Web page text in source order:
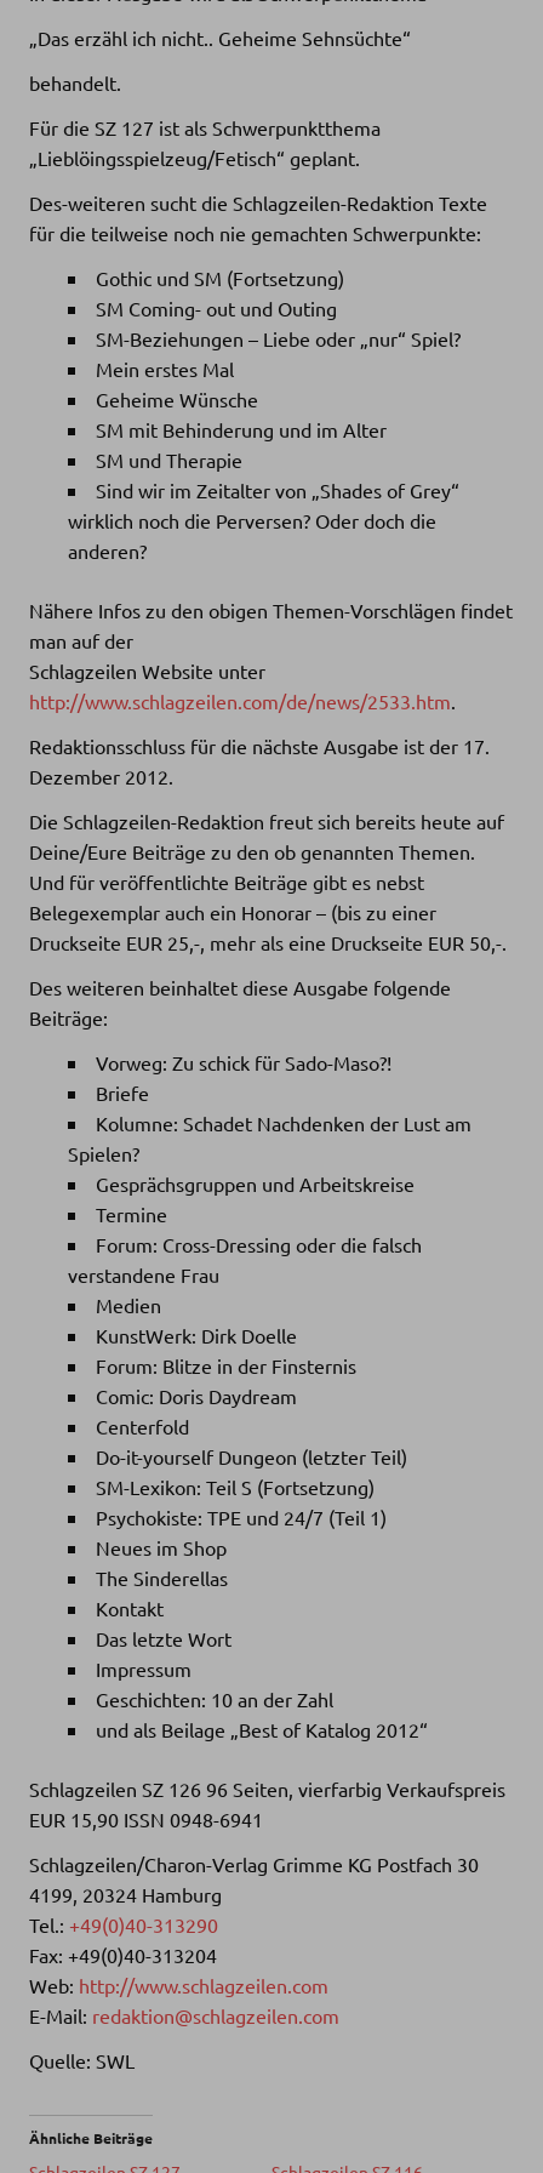
„Das erzähl ich nicht.. Geheime Sehnsüchte“
behandelt.
Für die SZ 127 ist als Schwerpunktthema
„Lieblöingsspielzeug/Fetisch“ geplant.
Des-weiteren sucht die Schlagzeilen-Redaktion Texte
für die teilweise noch nie gemachten Schwerpunkte:
Gothic und SM (Fortsetzung)
SM Coming- out und Outing
SM-Beziehungen – Liebe oder „nur“ Spiel?
Mein erstes Mal
Geheime Wünsche
SM mit Behinderung und im Alter
SM und Therapie
Sind wir im Zeitalter von „Shades of Grey“
wirklich noch die Perversen? Oder doch die
anderen?
Nähere Infos zu den obigen Themen-Vorschlägen findet
man auf der
Schlagzeilen Website unter
http://www.schlagzeilen.com/de/news/2533.htm
Redaktionsschluss für die nächste Ausgabe ist der 17.
Dezember 2012.
Die Schlagzeilen-Redaktion freut sich bereits heute auf
Deine/Eure Beiträge zu den ob genannten Themen.
Und für veröffentlichte Beiträge gibt es nebst
Belegexemplar auch ein Honorar – (bis zu einer
Druckseite EUR 25,-, mehr als eine Druckseite EUR 50,-.
Des weiteren beinhaltet diese Ausgabe folgende
Beiträge:
Vorweg: Zu schick für Sado-Maso?!
Briefe
Kolumne: Schadet Nachdenken der Lust am
Spielen?
Gesprächsgruppen und Arbeitskreise
Termine
Forum: Cross-Dressing oder die falsch
verstandene Frau
Medien
KunstWerk: Dirk Doelle
Forum: Blitze in der Finsternis
Comic: Doris Daydream
Centerfold
Do-it-yourself Dungeon (letzter Teil)
SM-Lexikon: Teil S (Fortsetzung)
Psychokiste: TPE und 24/7 (Teil 1)
Neues im Shop
The Sinderellas
Kontakt
Das letzte Wort
Impressum
Geschichten: 10 an der Zahl
und als Beilage „Best of Katalog 2012“
Schlagzeilen SZ 126 96 Seiten, vierfarbig Verkaufspreis
EUR 15,90 ISSN 0948-6941
Schlagzeilen/Charon-Verlag Grimme KG Postfach 30
4199, 20324 Hamburg
Tel.: +49(0)40-313290
Fax: +49(0)40-313204
Web: http://www.schlagzeilen.com
E-Mail: redaktion@schlagzeilen.com
Quelle: SWL
Ähnliche Beiträge